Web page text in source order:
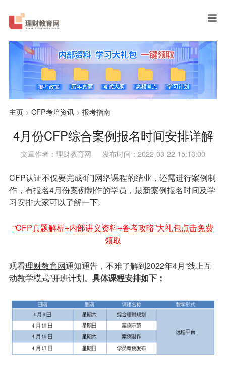
主页> CFP考培资讯> 报考指南
4月份CFP综合案例报名时间安排详解
文章作者：理财教育网 发布时间：2022-03-22 15:16:00
CFP认证不仅要完成4门网络课程的结业，还需进行案例制
作，有报名4月份案例制作的学员，最新案例报名时间及学
习安排大家可以了解一下。
“CFP真题解析+内部讲义资料+备考攻略”大礼包点击免费
领取
观看理财教育网通知通告，不难了解到2022年4月“线上互
动教学模式”开班计划。 具体课程安排如下：